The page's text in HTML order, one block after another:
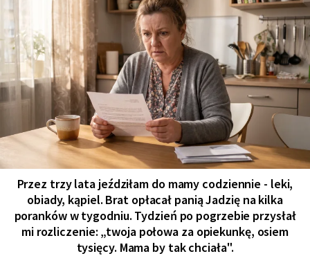
Przez trzy lata jeździłam do mamy codziennie - leki,
obiady, kąpiel. Brat opłacał panią Jadzię na kilka
poranków w tygodniu. Tydzień po pogrzebie przysłał
mi rozliczenie: „twoja połowa za opiekunkę, osiem
tysięcy. Mama by tak chciała".